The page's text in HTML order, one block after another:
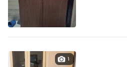
۱